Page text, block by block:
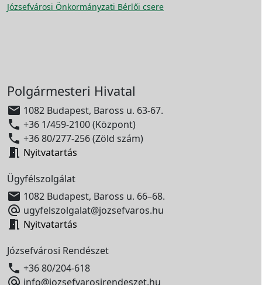
Józsefvárosi Önkormányzati Bérlői csere
Polgármesteri Hivatal
 1082 Budapest, Baross u. 63-67.
 +36 1/459-2100 (Központ)
 +36 80/277-256 (Zöld szám)
 Nyitvatartás
Ügyfélszolgálat
 1082 Budapest, Baross u. 66–68.
 ugyfelszolgalat@jozsefvaros.hu
 Nyitvatartás
Józsefvárosi Rendészet
 +36 80/204-618
 info@jozsefvarosirendeszet.hu